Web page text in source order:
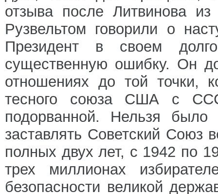
отзыва после Литвинова
Рузвельтом говорили о
Президент в своем
существенную ошибку. Он
отношениях до той точки,
тесного союза США с
подорванной. Нельзя
заставлять Советский Союз
полных двух лет, с 1942 по
трех миллионах
безопасности великой